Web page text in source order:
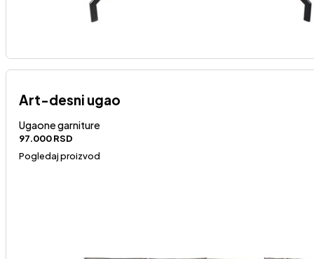
Art-desni ugao
Ugaone garniture
97.000RSD
Pogledaj proizvod